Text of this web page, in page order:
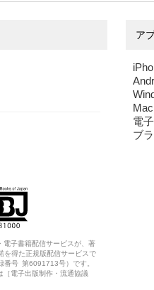
電子書籍配信サービスが、著
を得た正規版配信サービスで
番号 第6091713号）です。
電子出版制作・流通協議
ア
電
ブ